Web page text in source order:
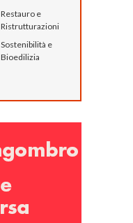
Restauro e
Ristrutturazioni
Sostenibilità e
Bioedilizia